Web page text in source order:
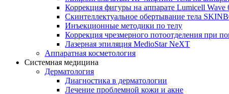
Коррекция фигуры на аппарате Lumicell Wave
Скинтеллектуальное обертывание тела
Инъекционные методики по телу
Коррекция чрезмерного потоотделения при
Лазерная эпиляция MedioStar NeXT
Аппаратная косметология
Системная медицина
Дерматология
Диагностика в дерматологии
Лечение проблемной кожи и акне